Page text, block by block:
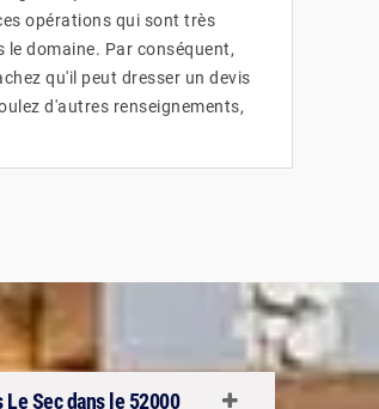
opérations qui sont très
domaine. Par conséquent,
qu'il peut dresser un devis
d'autres renseignements,
Sec dans le 52000